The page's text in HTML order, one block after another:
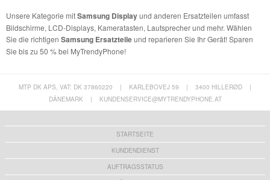
Unsere Kategorie mitSamsung Displayund anderen Ersatzteilen umfasst
Bildschirme, LCD-Displays, Kameratasten, Lautsprecher und mehr. Wählen
Sie die richtigen Samsung Ersatzteileund reparieren Sie Ihr Gerät! Sparen
Sie bis zu 50 % bei MyTrendyPhone!
MTP DK APS, VAT: DK 37860220 | KARLEBOVEJ 59 | 3400 HILLERØD
|
DÄNEMARK
| KUNDENSERVICE@MYTRENDYPHONE.AT
STARTSEITE
KUNDENDIENST
AUFTRAGSSTATUS